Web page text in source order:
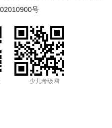
号
少儿考级网